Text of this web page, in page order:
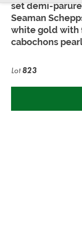
set demi-parure
Seaman
white gold with
cabochons
Lot823